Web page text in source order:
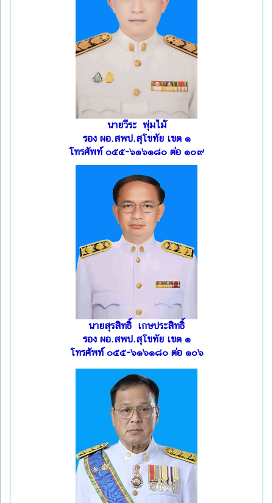
นายวีระ พุ่มไม้
รอง ผอ.สพป.สุโขทัย เขต ๑
โทรศัพท์ ๐๕๕-๖๑๖๑๘๐ ต่อ ๑๐๙
นายสุรสิทธิ์ เกษประสิทธิ์
รอง ผอ.สพป.สุโขทัย เขต ๑
โทรศัพท์ ๐๕๕-๖๑๖๑๘๐ ต่อ ๑๐๖